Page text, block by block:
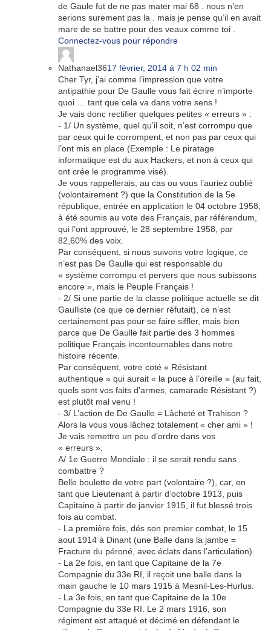
de Gaule fut de ne pas mater mai 68 . nous n’en
serions surement pas la . mais je pense qu’il en avait
mare de se battre pour des veaux comme toi .
Connectez-vous pour répondre
Nathanael3617 février, 2014 à 7 h 02 min
Cher Tyr, j’ai comme l’impression que votre
antipathie pour De Gaulle vous fait écrire n’importe
quoi … tant que cela va dans votre sens !
Je vais donc rectifier quelques petites « erreurs » :
- 1/ Un système, quel qu’il soit, n’est corrompu que
par ceux qui le corrompent, et non pas par ceux qui
l’ont mis en place (Exemple : Le piratage
informatique est du aux Hackers, et non à ceux qui
ont crée le programme visé).
Je vous rappellerais, au cas ou vous l’auriez oublié
(volontairement ?) que la Constitution de la 5e
république, entrée en application le 04 octobre 1958,
à été soumis au vote des Français, par référendum,
qui l’ont approuvé, le 28 septembre 1958, par
82,60% des voix.
Par conséquent, si nous suivons votre logique, ce
n’est pas De Gaulle qui est responsable du
« système corrompu et pervers que nous subissons
encore », mais le Peuple Français !
- 2/ Si une partie de la classe politique actuelle se dit
Gaulliste (ce que ce dernier réfutait), ce n’est
certainement pas pour se faire siffler, mais bien
parce que De Gaulle fait partie des 3 hommes
politique Français incontournables dans notre
histoire récente.
Par conséquent, votre coté « Résistant
authentique » qui aurait « la puce à l’oreille » (au fait,
quels sont vos faits d’armes, camarade Résistant ?)
est plutôt mal venu !
- 3/ L’action de De Gaulle = Lâcheté et Trahison ?
Alors la vous vous lâchez totalement « cher ami » !
Je vais remettre un peu d’ordre dans vos
« erreurs ».
A/ 1e Guerre Mondiale : il se serait rendu sans
combattre ?
Belle boulette de votre part (volontaire ?), car, en
tant que Lieutenant à partir d’octobre 1913, puis
Capitaine à partir de janvier 1915, il fut blessé trois
fois au combat.
- La première fois, dés son premier combat, le 15
aout 1914 à Dinant (une Balle dans la jambe =
Fracture du péroné, avec éclats dans l’articulation).
- La 2e fois, en tant que Capitaine de la 7e
Compagnie du 33e RI, il reçoit une balle dans la
main gauche le 10 mars 1915 à Mesnil-Les-Hurlus.
- La 3e fois, en tant que Capitaine de la 10e
Compagnie du 33e RI. Le 2 mars 1916, son
régiment est attaqué et décimé en défendant le